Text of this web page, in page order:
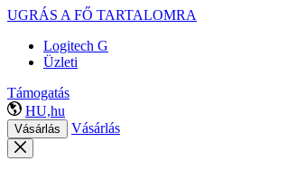
UGRÁS A FŐ TARTALOMRA
Logitech G
Üzleti
Támogatás
HU,hu
Vásárlás Vásárlás